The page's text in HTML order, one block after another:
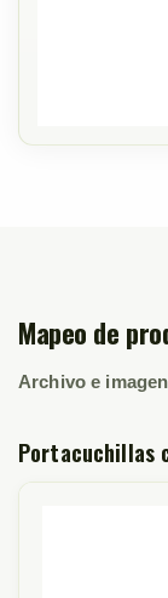
Mapeo de
Archivo e
Portacuchillas